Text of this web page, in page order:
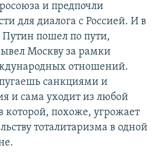
и предпочли
для диалога с Россией. И в
Путин пошел по пути,
Москву за рамки
отношений.
санкциями и
и сама уходит из любой
которой, похоже, угрожает
тоталитаризма в одной